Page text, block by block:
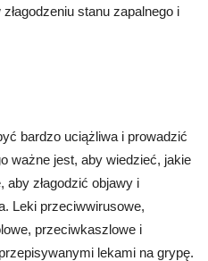
stanu zapalnego i
bardzo uciążliwa i prowadzić
ważne jest, aby wiedzieć, jakie
aby złagodzić objawy i
Leki przeciwwirusowe,
przeciwkaszlowe i
lekami na grypę.